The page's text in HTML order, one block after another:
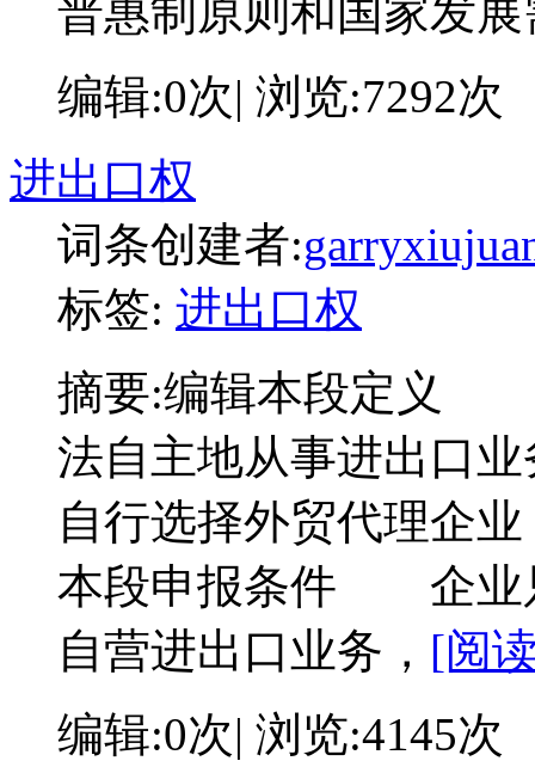
普惠制原则和国家发
编辑:0次| 浏览:7292次
进出口权
词条创建者:
标签: 进出口权
摘要:编辑本段定义
法自主地从事进出口
自行选择外贸代理企
本段申报条件 企业
自营进出口业务， [阅
编辑:0次| 浏览:4145次